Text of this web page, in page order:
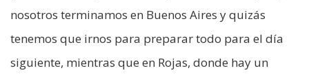
nosotros terminamos en Buenos Aires y quizás
tenemos que irnos para preparar todo para el día
siguiente, mientras que en Rojas, donde hay un